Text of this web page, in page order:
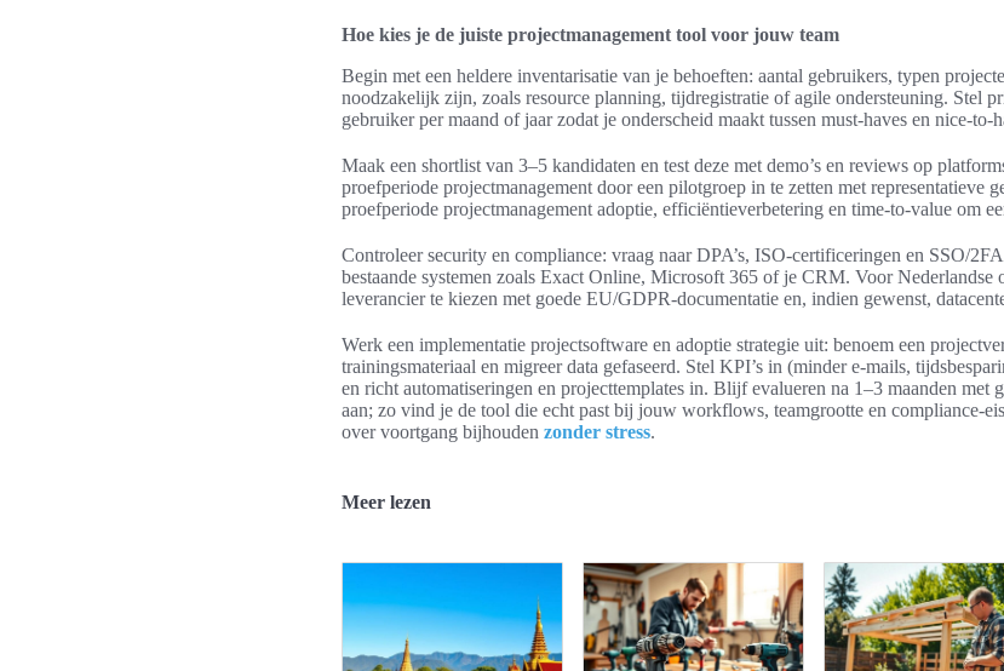
Hoe kies je de juiste projectmanagement tool voor jouw team
Begin met een heldere inventarisatie van je behoeften: aantal gebruikers, typen
noodzakelijk zijn, zoals resource planning, tijdregistratie of agile ondersteuning. Stel
gebruiker per maand of jaar zodat je onderscheid maakt tussen must-haves en nice-to-
Maak een shortlist van 3–5 kandidaten en test deze met demo’s en reviews op
proefperiode projectmanagement door een pilotgroep in te zetten met representatieve
proefperiode projectmanagement adoptie, efficiëntieverbetering en time-to-value om
Controleer security en compliance: vraag naar DPA’s, ISO-certificeringen en SSO/
bestaande systemen zoals Exact Online, Microsoft 365 of je CRM. Voor Nederlandse
leverancier te kiezen met goede EU/GDPR-documentatie en, indien gewenst,
Werk een implementatie projectsoftware en adoptie strategie uit: benoem een
trainingsmateriaal en migreer data gefaseerd. Stel KPI’s in (minder e-mails,
en richt automatiseringen en projecttemplates in. Blijf evalueren na 1–3 maanden met
aan; zo vind je de tool die echt past bij jouw workflows, teamgrootte en compliance-
over voortgang bijhouden zonder stress.
Meer lezen